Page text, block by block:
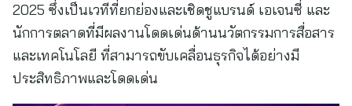
2025 ซึ่งเป็นเวทีที่ยกย่องและเชิดชูแบรนด์ เอเจนซี่ และ
นักการตลาดที่มีผลงานโดดเด่นด้านนวัตกรรมการสื่อสาร
และเทคโนโลยี ที่สามารถขับเคลื่อนธุรกิจได้อย่างมี
ประสิทธิภาพและโดดเด่น